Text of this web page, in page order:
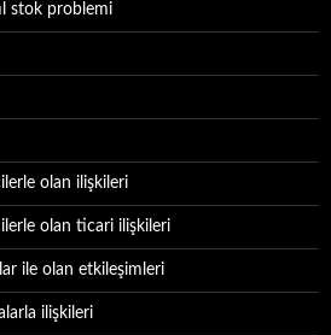
stok problemi
olan ilişkileri
olan ticari ilişkileri
ile olan etkileşimleri
ilişkileri